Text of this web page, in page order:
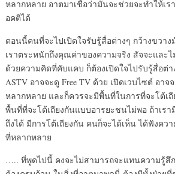
หลากหลาย อาตมาเชื่อว่ามันจะช่วยจะทำให้เร
อคติได้
ตอนนี้คนที่จะไปเปิดใจรับรู้สื่อต่างๆ กว้างขวา
เราตระหนักถึงคุณค่าของความจริง สัจจะและไ
ด้วยความคิดที่คับแคบ ก็ต้องเปิดใจไปรับรู้สื่อต่
ASTV อาจจะดู Free TV ด้วย เปิดเวบไซต์ อา
หลากหลาย และก็ควรจะมีพื้นที่ในการที่จะโต้เ
พื้นที่ที่จะโต้เถียงกันแบบอารยะชนไม่พอ ถ้าเร
ถึงได้ มีการโต้เถียงกัน คนก็จะได้เห็น ได้ฟังคว
ที่หลากหลาย
….. ที่พูดไปนี้ คงจะไม่สามารถจะแทนความรู้สึ